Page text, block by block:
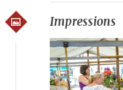
Impressions